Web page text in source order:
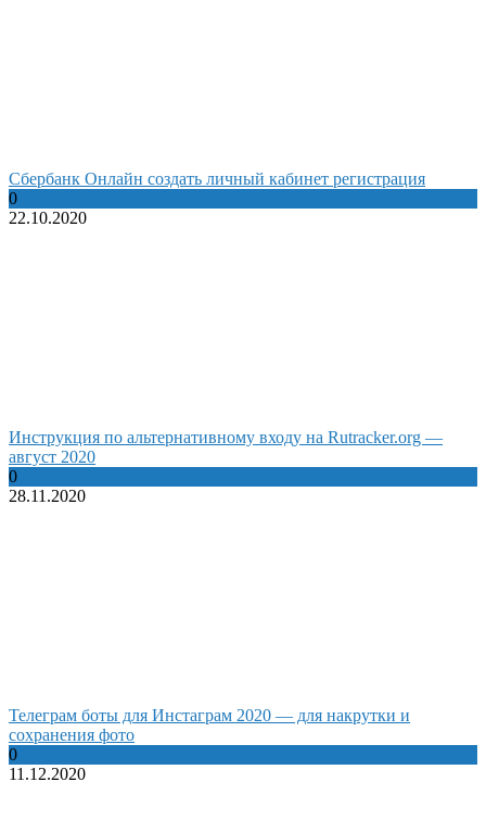
Сбербанк Онлайн создать личный кабинет регистрация
0
22.10.2020
Инструкция по альтернативному входу на Rutracker.org —
август 2020
0
28.11.2020
Телеграм боты для Инстаграм 2020 — для накрутки и
сохранения фото
0
11.12.2020